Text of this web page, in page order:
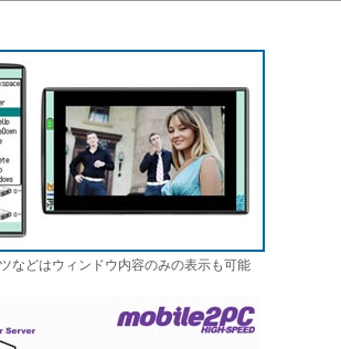
などはウィンドウ内容のみの表示も可能